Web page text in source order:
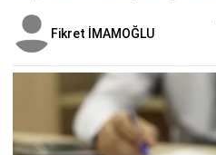
Fikret İMAMOĞLU